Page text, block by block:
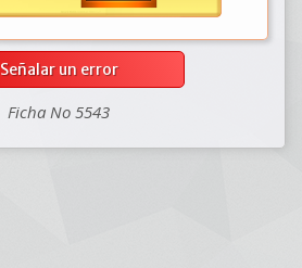
Señalar un error
Ficha No 5543